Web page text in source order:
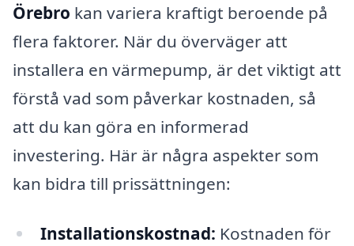
Örebro kan variera kraftigt beroende på
flera faktorer. När du överväger att
installera en värmepump, är det viktigt att
förstå vad som påverkar kostnaden, så
att du kan göra en informerad
investering. Här är några aspekter som
kan bidra till prissättningen:
Installationskostnad: Kostnaden för